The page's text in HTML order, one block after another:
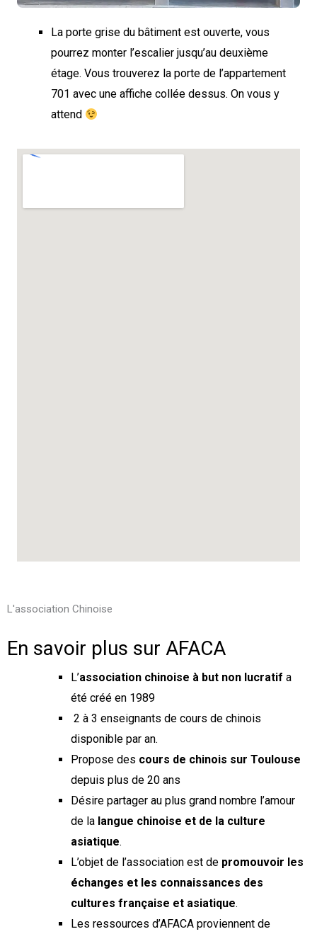
La porte grise du bâtiment est ouverte, vous
pourrez monter l’escalier jusqu’au deuxième
étage. Vous trouverez la porte de l’appartement
701 avec une affiche collée dessus. On vous y
attend
L'association Chinoise
En savoir plus sur AFACA
L’association chinoise à but non lucratif a
été créé en 1989
2 à 3 enseignants de cours de chinois
disponible par an.
Propose des cours de chinois sur Toulouse
depuis plus de 20 ans
Désire partager au plus grand nombre l’amour
de la langue chinoise et de la culture
asiatique.
L’objet de l’association est de promouvoir les
échanges et les connaissances des
cultures française et asiatique.
Les ressources d’AFACA proviennent de